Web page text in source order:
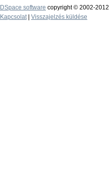
DSpace software copyright © 2002-2012
Kapcsolat| Visszajelzés küldése